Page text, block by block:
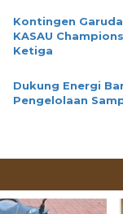
Kontingen
KASAU
Ketiga
Dukung Energi
Pengelolaan